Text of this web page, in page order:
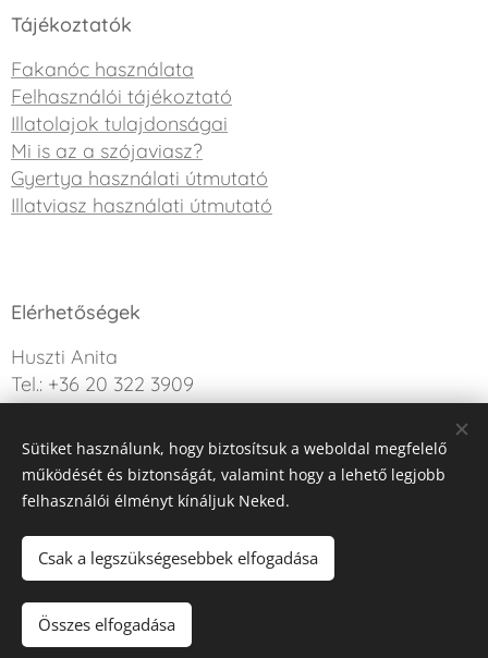
Nincs raktáron
Tájékoztatók
Fakanóc használata
Felhasználói tájékoztató
Illatolajok tulajdonságai
Mi is az a szójaviasz?
Gyertya használati útmutató
Illatviasz használati útmutató
Elérhetőségek
Huszti Anita
Tel.: +36 20 322 3909
Kérdésed van? Írj nekünk!
Az oldalt a Webnode működteti
Sütiket használunk, hogy biztosítsuk a weboldal megfelelő
működését és biztonságát, valamint hogy a lehető legjobb
felhasználói élményt kínáljuk Neked.
Csak a legszükségesebbek elfogadása
Összes elfogadása